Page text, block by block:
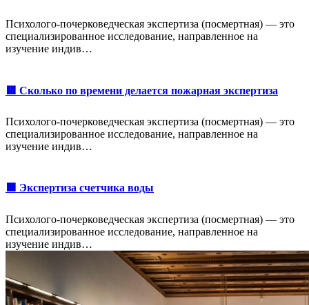
Психолого-почерковедческая экспертиза (посмертная) — это
специализированное исследование, направленное на
изучение индив…
🟥 Сколько по времени делается пожарная экспертиза
Психолого-почерковедческая экспертиза (посмертная) — это
специализированное исследование, направленное на
изучение индив…
🟩 Экспертиза счетчика воды
Психолого-почерковедческая экспертиза (посмертная) — это
специализированное исследование, направленное на
изучение индив…